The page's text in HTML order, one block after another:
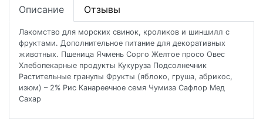
Описание Отзывы
Лакомство для морских свинок, кроликов и шиншилл с
фруктами. Дополнительное питание для декоративных
животных. Пшеница Ячмень Сорго Желтое просо Овес
Хлебопекарные продукты Кукуруза Подсолнечник
Растительные гранулы Фрукты (яблоко, груша, абрикос,
изюм) – 2% Рис Канареечное семя Чумиза Сафлор Мед
Сахар